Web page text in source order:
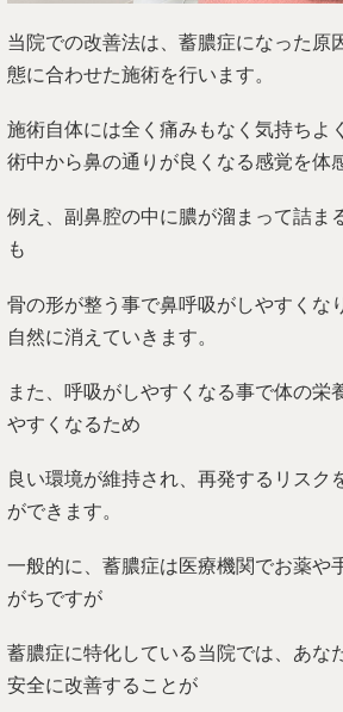
当院での改善法は、蓄膿症になった原
態に合わせた施術を行います。
施術自体には全く痛みもなく気持ちよ
術中から鼻の通りが良くなる感覚を体
例え、副鼻腔の中に膿が溜まって詰ま
も
骨の形が整う事で鼻呼吸がしやすくな
自然に消えていきます。
また、呼吸がしやすくなる事で体の栄
やすくなるため
良い環境が維持され、再発するリスク
ができます。
一般的に、蓄膿症は医療機関でお薬や
がちですが
蓄膿症に特化している当院では、あな
安全に改善することが